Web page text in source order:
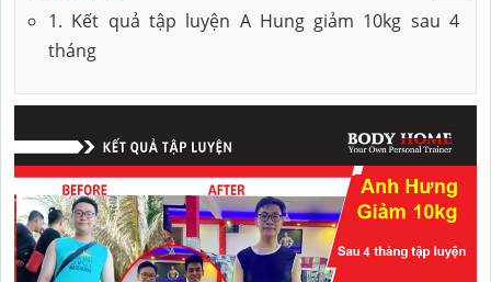
1. Kết quả tập luyện A Hung giảm 10kg sau 4
tháng